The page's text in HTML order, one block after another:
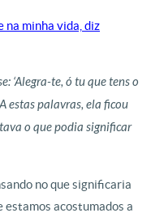
na minha vida, diz
‘Alegra-te, ó tu que tens o
estas palavras, ela ficou
o que podia significar
no que significaria
estamos acostumados a